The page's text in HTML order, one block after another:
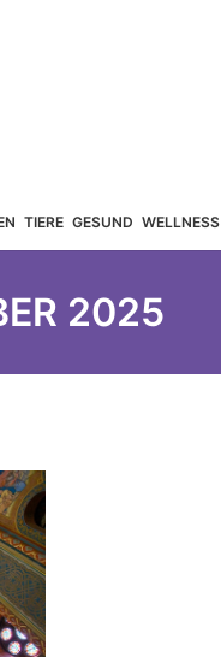
TIERE GESUND WELLNESS
2025